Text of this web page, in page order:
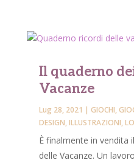
Il quaderno
Vacanze
Lug 28, 2021 | GIOCHI,
DESIGN,ILLUSTRAZIONI,
È finalmente in vendita
delle Vacanze. Un